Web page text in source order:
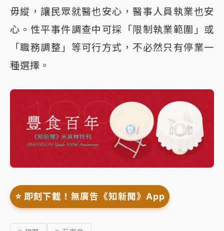
毋縱，讓民眾就醫也安心，醫事人員執業也安
心。性平事件調查中可採「限制執業範圍」或
「職務調整」等可行方式，不必然只有停業一
種選擇。
⭐️ 即刻下載！無廣告《知新聞》App